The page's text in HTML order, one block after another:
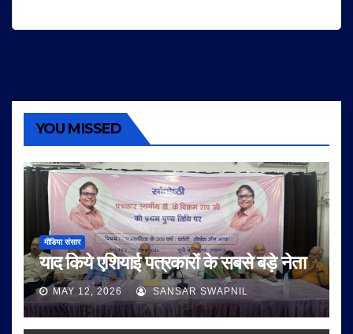
YOU MISSED
मीडिया संसार
याद किये एशियाई पत्रकारों के सबसे बड़े नेता
MAY 12, 2026 SANSAR SWAPNIL